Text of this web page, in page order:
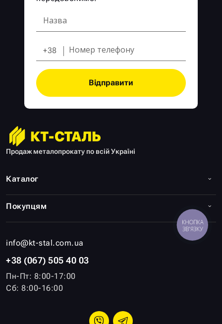
Продаж металопрокату по всій Україні
info@kt-stal.com.ua
+38 (067) 505 40 03
Пн-Пт: 8:00-17:00
Сб: 8:00-16:00
Каталог
Покупцям
+38
Відправити
КНОПКА
ЗВ'ЯЗКУ